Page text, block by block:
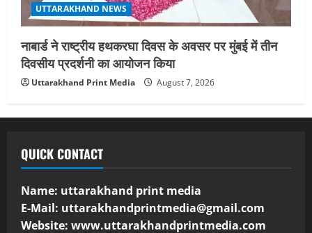
UTTARAKHAND NEWS
नाबार्ड ने राष्ट्रीय हथकरघा दिवस के अवसर पर मुंबई में तीन
दिवसीय प्रदर्शनी का आयोजन किया
Uttarakhand Print Media August 7, 2026
QUICK CONTACT
Name: uttarakhand print media
E-Mail: uttarakhandprintmedia@gmail.com
Website: www.uttarakhandprintmedia.com